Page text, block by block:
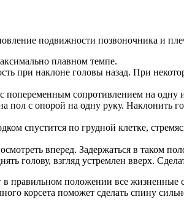
подвижности позвоночника и
плавном темпе.
при наклоне головы назад. При
сопротивлением на одну
пол с опорой на одну руку. Наклонить
спустится по грудной клетке,
вперед. Задержаться в таком
голову, взгляд устремлен вверх.
правильном положении все
корсета поможет сделать спину